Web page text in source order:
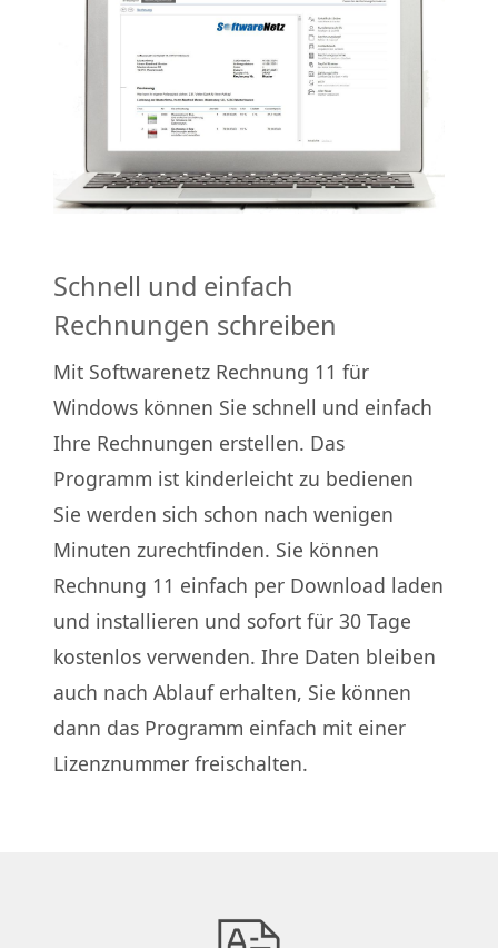
Schnell und einfach
Rechnungen schreiben
Mit Softwarenetz Rechnung 11 für
Windows können Sie schnell und einfach
Ihre Rechnungen erstellen. Das
Programm ist kinderleicht zu bedienen
Sie werden sich schon nach wenigen
Minuten zurechtfinden. Sie können
Rechnung 11 einfach per Download laden
und installieren und sofort für 30 Tage
kostenlos verwenden. Ihre Daten bleiben
auch nach Ablauf erhalten, Sie können
dann das Programm einfach mit einer
Lizenznummer freischalten.